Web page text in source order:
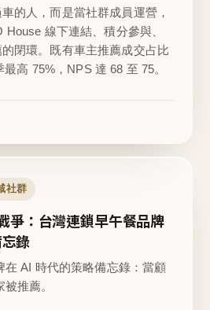
的人，而是當社群成員運營，
線下連結、積分參與、
閉環。既有車主推薦成交占比
高 75%，NPS 達 68 至 75。
社群
爭：台灣連鎖早午餐品牌
錄
在 AI 時代的策略備忘錄：當顧
推薦。